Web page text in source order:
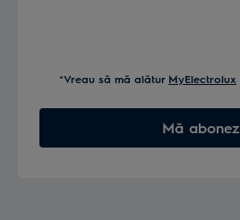
*Vreau să mă alătur MyElectrolux
Mă abonez